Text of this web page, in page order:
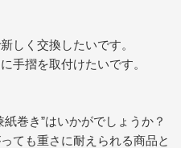
しく交換したいです。
手摺を取付けたいです。
巻き”はいかがでしょうか？
ても重さに耐えられる商品と